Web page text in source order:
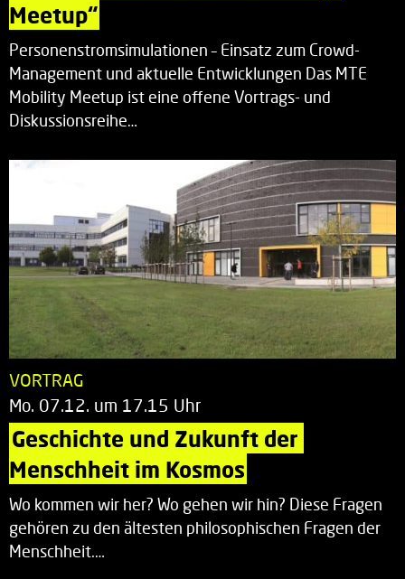
Meetup“
Personenstromsimulationen – Einsatz zum Crowd-
Management und aktuelle Entwicklungen Das MTE
Mobility Meetup ist eine offene Vortrags- und
Diskussionsreihe…
VORTRAG
Mo. 07.12. um 17.15 Uhr
Geschichte und Zukunft der
Menschheit im Kosmos
Wo kommen wir her? Wo gehen wir hin? Diese Fragen
gehören zu den ältesten philosophischen Fragen der
Menschheit.…